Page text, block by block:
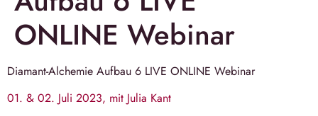
ONLINE Webinar
Diamant-Alchemie Aufbau 6 LIVE ONLINE Webinar
01. & 02. Juli 2023, mit Julia Kant